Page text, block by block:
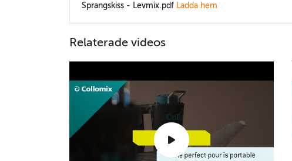
Sprangskiss - Levmix.pdf Ladda hem
Relaterade videos